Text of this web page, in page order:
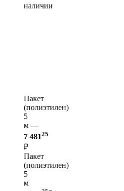
наличии
Пакет
(полиэтилен)
5
м —
7 48125
₽
Пакет
(полиэтилен)
5
м